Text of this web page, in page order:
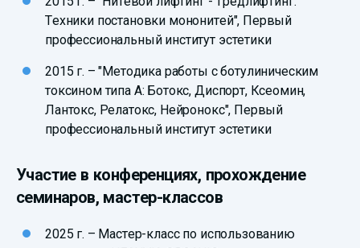
Техники постановки мононитей", Первый
профессиональный институт эстетики
2015 г. – "Методика работы с ботулиническим
токсином типа А: Ботокс, Диспорт, Ксеомин,
Лантокс, Релатокс, Нейронокс", Первый
профессиональный институт эстетики
Участие в конференциях, прохождение
семинаров, мастер-классов
2025 г. – Мастер-класс по использованию